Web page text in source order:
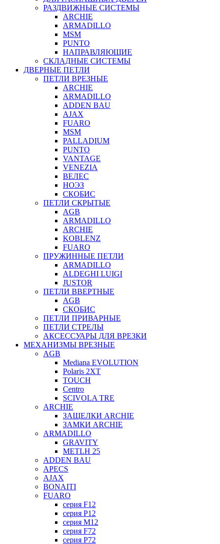
РАЗДВИЖНЫЕ СИСТЕМЫ
ARCHIE
ARMADILLO
MSM
PUNTO
НАПРАВЛЯЮЩИЕ
СКЛАДНЫЕ СИСТЕМЫ
ДВЕРНЫЕ ПЕТЛИ
ПЕТЛИ ВРЕЗНЫЕ
ARCHIE
ARMADILLO
ADDEN BAU
AJAX
FUARO
MSM
PALLADIUM
PUNTO
VANTAGE
VENEZIA
ВЕЛЕС
НОЭЗ
СКОБИС
ПЕТЛИ СКРЫТЫЕ
AGB
ARMADILLO
ARCHIE
KOBLENZ
FUARO
ПРУЖИННЫЕ ПЕТЛИ
ARMADILLO
ALDEGHI LUIGI
JUSTOR
ПЕТЛИ ВВЕРТНЫЕ
AGB
СКОБИС
ПЕТЛИ ПРИВАРНЫЕ
ПЕТЛИ СТРЕЛЫ
АКСЕССУАРЫ ДЛЯ ВРЕЗКИ
МЕХАНИЗМЫ ВРЕЗНЫЕ
AGB
Mediana EVOLUTION
Polaris 2XT
TOUCH
Centro
SCIVOLA TRE
ARCHIE
ЗАЩЕЛКИ ARCHIE
ЗАМКИ ARCHIE
ARMADILLO
GRAVITY
METLH 25
ADDEN BAU
APECS
AJAX
BONAITI
FUARO
серия F12
серия P12
серия M12
серия F72
серия P72